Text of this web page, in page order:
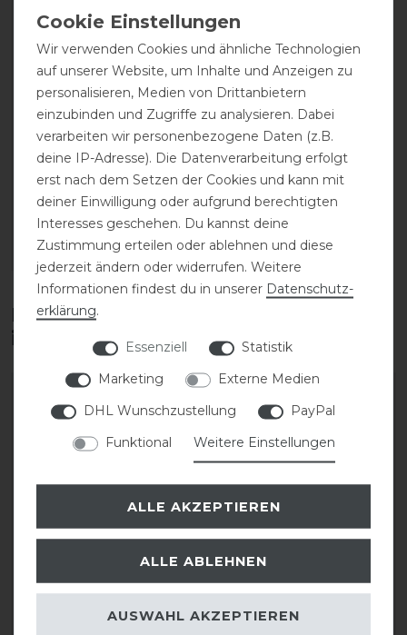
abnehmbarem Karabiner
39,99 € *
ARTIKEL MERKEN
Diese Produkte könnten dich auch
interessieren
QHP Liberty
QHP Liberty
Wir verwenden Cookies und ähnliche Technologien
auf unserer Website, um Inhalte und Anzeigen zu
personalisieren, Medien von Drittanbietern
einzubinden und Zugriffe zu analysieren. Dabei
verarbeiten wir personenbezogene Daten (z.B.
deine IP-Adresse). Die Datenverarbeitung erfolgt
erst nach dem Setzen der Cookies und kann mit
deiner Einwilligung oder aufgrund berechtigten
Interesses geschehen. Du kannst deine
Zustimmung erteilen oder ablehnen und diese
jederzeit ändern oder widerrufen. Weitere
Informationen findest du in unserer Daten­schutz­
erklärung.
Essenziell
Statistik
Marketing
Externe Medien
DHL Wunschzustellung
PayPal
Funktional
Weitere Einstellungen
ALLE AKZEPTIEREN
ALLE ABLEHNEN
AUSWAHL AKZEPTIEREN